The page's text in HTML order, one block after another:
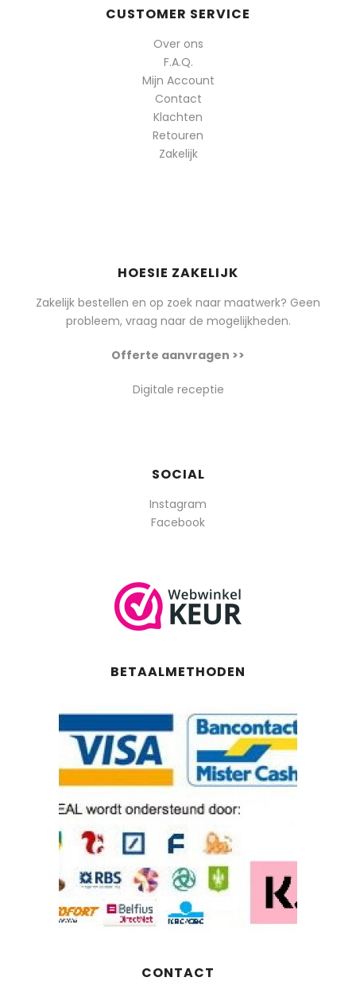
CUSTOMER SERVICE
Over ons
F.A.Q.
Mijn Account
Contact
Klachten
Retouren
Zakelijk
HOESIE ZAKELIJK
Zakelijk bestellen en op zoek naar maatwerk? Geen
probleem, vraag naar de mogelijkheden.
Offerte aanvragen >>
Digitale receptie
SOCIAL
Instagram
Facebook
BETAALMETHODEN
CONTACT